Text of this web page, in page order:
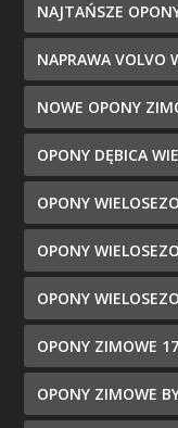
NAJTAŃSZE
NAPRAWA VOLVO
NOWE OPONY
OPONY DĘBICA
OPONY
OPONY
OPONY
OPONY ZIMOWE
OPONY ZIMOWE